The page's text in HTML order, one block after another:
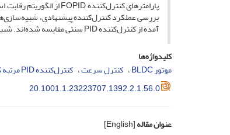
آمده از کنترل‌کننده PID سنتی مقایسه شده‌اند. شبیه‌سازی‌ها عملکرد مطلوب کنترل‌کننده پیشنهادی را تایید می‌نمایند.
کلیدواژه‌ها
موتور BLDC
کنترل سرعت کنترل‌کننده PID مرتبه کسری
20.1001.1.23223707.1392.2.1.56.0
عنوان مقاله[English]